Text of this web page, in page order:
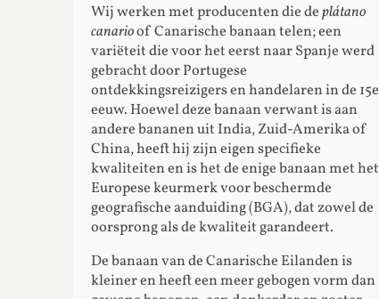
Wij werken met producenten die deplátano
canarioof Canarische banaan telen; een
variëteit die voor het eerst naar Spanje werd
gebracht door Portugese
ontdekkingsreizigers en handelaren in de 15e
eeuw. Hoewel deze banaan verwant is aan
andere bananen uit India, Zuid-Amerika of
China, heeft hij zijn eigen specifieke
kwaliteiten en is het de enige banaan met het
Europese keurmerk voor beschermde
geografische aanduiding (BGA), dat zowel de
oorsprong als de kwaliteit garandeert.
De banaan van de Canarische Eilanden is
kleiner en heeft een meer gebogen vorm dan